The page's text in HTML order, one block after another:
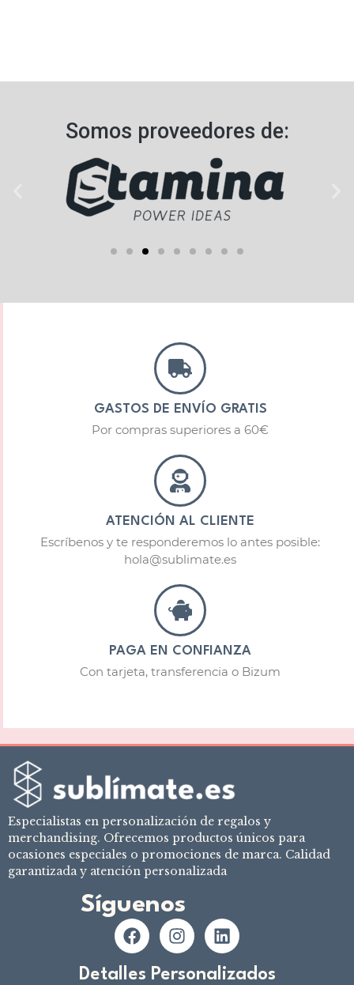
Somos proveedores de:​
GASTOS DE ENVÍO GRATIS
Por compras superiores a 60€
ATENCIÓN AL CLIENTE
Escríbenos y te responderemos lo antes posible:
hola@sublimate.es
PAGA EN CONFIANZA
Con tarjeta, transferencia o Bizum
Especialistas en personalización de regalos y
merchandising. Ofrecemos productos únicos para
ocasiones especiales o promociones de marca. Calidad
garantizada y atención personalizada
Síguenos
Detalles Personalizados